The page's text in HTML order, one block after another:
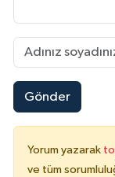
Gönder
Yorum yazarak
ve tüm